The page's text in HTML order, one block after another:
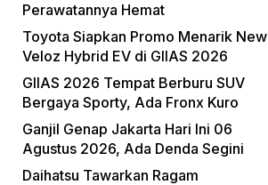
Perawatannya Hemat
Toyota Siapkan Promo Menarik New
Veloz Hybrid EV di GIIAS 2026
GIIAS 2026 Tempat Berburu SUV
Bergaya Sporty, Ada Fronx Kuro
Ganjil Genap Jakarta Hari Ini 06
Agustus 2026, Ada Denda Segini
Daihatsu Tawarkan Ragam